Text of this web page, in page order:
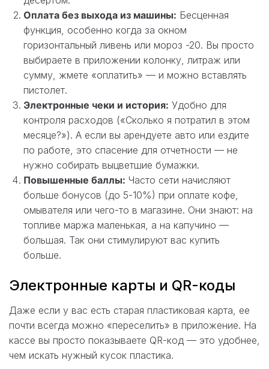
Оплата без выхода из машины: Бесценная
функция, особенно когда за окном
горизонтальный ливень или мороз -20. Вы просто
выбираете в приложении колонку, литраж или
сумму, жмете «оплатить» — и можно вставлять
пистолет.
Электронные чеки и история: Удобно для
контроля расходов («Сколько я потратил в этом
месяце?»). А если вы арендуете авто или ездите
по работе, это спасение для отчетности — не
нужно собирать выцветшие бумажки.
Повышенные баллы: Часто сети начисляют
больше бонусов (до 5-10%) при оплате кофе,
омывателя или чего-то в магазине. Они знают: на
топливе маржа маленькая, а на капучино —
большая. Так они стимулируют вас купить
больше.
Электронные карты и QR-коды
Даже если у вас есть старая пластиковая карта, ее
почти всегда можно «переселить» в приложение. На
кассе вы просто показываете QR-код — это удобнее,
чем искать нужный кусок пластика.